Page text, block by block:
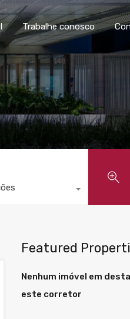
Imóveis Anunciar imóvel
Trabalhe conosco
Featured
Nenhum imóvel em
este corretor